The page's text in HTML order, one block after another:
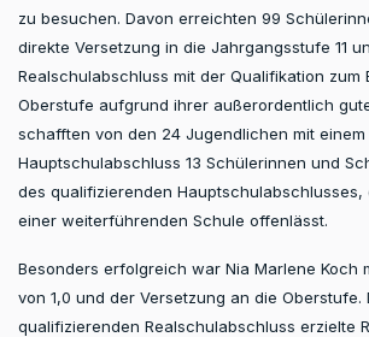
zu besuchen. Davon erreichten 99
direkte Versetzung in die Jahrgangsstufe 11
Realschulabschluss mit der Qualifikation zum
Oberstufe aufgrund ihrer außerordentlich
schafften von den 24 Jugendlichen mit einem
Hauptschulabschluss 13 Schülerinnen und
des qualifizierenden Hauptschulabschlusses,
einer weiterführenden Schule offenlässt.
Besonders erfolgreich war Nia Marlene Koch
von 1,0 und der Versetzung an die Oberstufe.
qualifizierenden Realschulabschluss erzielte